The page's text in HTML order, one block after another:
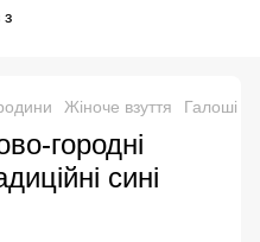
Жіноче взуття Галоші
городні
сині